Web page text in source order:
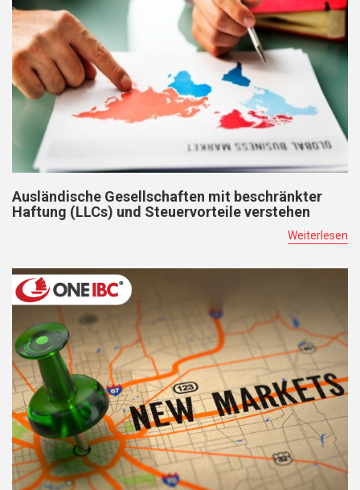
Ausländische Gesellschaften mit beschränkter
Haftung (LLCs) und Steuervorteile verstehen
Weiterlesen